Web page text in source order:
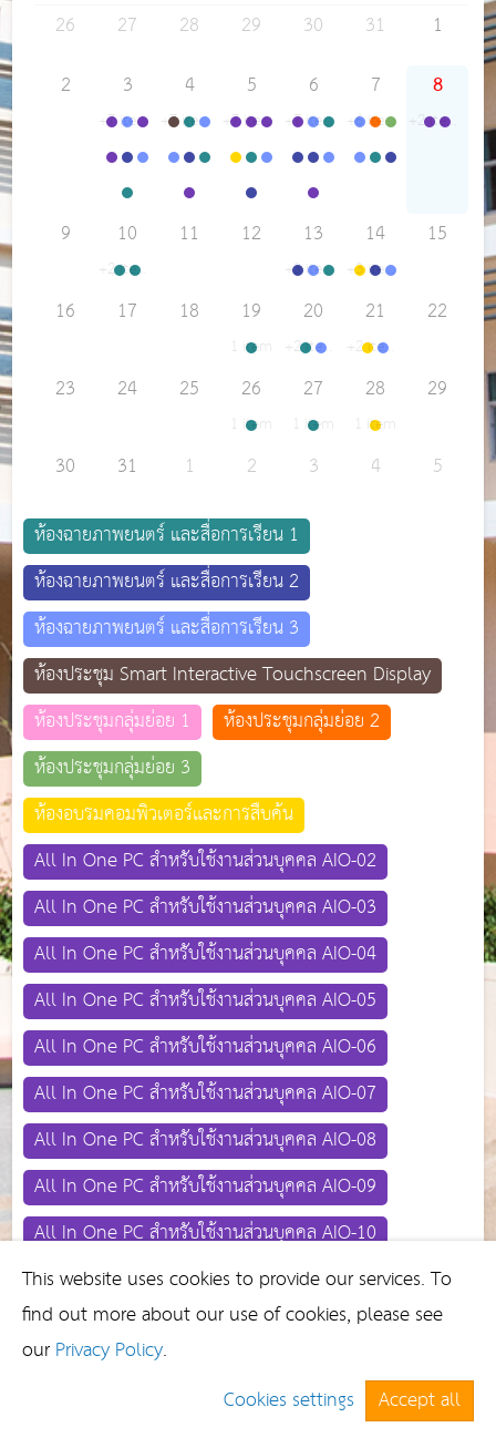
26 27 28 29 30 31
1
2
3
Time 09:30 to 10:50 ทำงาน
+7 itemsTime 09:30 to 12:00 ร้องเกะ
Time 09:30 to 10:50 พิมพ์งาน
Time 12:17 to 16:00 ทำงาน
Time 12:30 to 16:00 ร้องคาราโอเกะ
Time 13:00 to 16:00 ร้องเพลง
Time 14:10 to 16:10 ร้องเพลง
4
Time 09:00 to 16:00 อบรม
+7 itemsTime 10:51 to 12:30 ร้องเพลง
Time 11:40 to 13:00 ร้องคาราโอเกะ
Time 13:00 to 16:00 ร้องเพลง
Time 13:00 to 16:00 ร้องเพลง
Time 13:30 to 15:30 ร้องเพลง
Time 14:11 to 15:11 ทำรายงาน
5
Time 11:30 to 16:30 ทำงาน
+7 itemsTime 12:20 to 16:20 พิมพ์งาน
Time 12:20 to 16:20 พิมพ์งานเอก
Time 13:00 to 16:00 การเรียนการสอน
Time 13:00 to 16:20 ร้องเพลง
Time 13:10 to 15:30 ร้องเพลง
Time 13:38 to 16:30 ร้องเพลง
6
Time 10:26 to 20:20 ค้นหาง
+7 itemsTime 10:30 to 12:00 ร้องค
Time 10:41 to 13:00 ร้อ
Time 11:00 to 12:00 ร้องคาร
Time 13:00 to 16:20
Time 13:53 to 16:00 ร้
Time 14:01 to 15:00 ทำง
7
Time 10:30 to
+6 itemsTime 11:00 to
Time 12:30
Time 13:00 to
Time 13:00 to
Time 13:20
8
Time
+2 items
9 10
Time 08:30 to 12:30 ชมภาพยนตร์
+2 items Time 13:00 to 15:00 ร้องเพลง ดูหนัง
11 12 13
Time 13:00 to 16:10 ร้องคาร
+3 itemsTime 13:00 to 16:30 ดูหยัง
Time 13:00 to 16:30 ช
14
Time 08:00 to
+3 itemsTime 13:00 to
Time 13:00
15
16 17 18 19
Time 13:00 to 16:20 ร้องเพลง
1 item
20
Time 13:00 to 16:30 ชมภา
+2 items Time 13:00 to 16:30 ติว
21
Time 08:00 to
+2 items
22
23 24 25 26
Time 13:00 to 16:20 ร้องเพลง
1 item
27
Time 13:00 to 16:30 ชมภ
1 item
28
Time 09:00 to
1 item
29
30 31 1 2 3 4
5
ห้องฉายภาพยนตร์ และสื่อการเรียน 1
ห้องฉายภาพยนตร์ และสื่อการเรียน 2
ห้องฉายภาพยนตร์ และสื่อการเรียน 3
ห้องประชุม Smart Interactive Touchscreen Display
ห้องประชุมกลุ่มย่อย 1
ห้องประชุมกลุ่มย่อย 2
ห้องประชุมกลุ่มย่อย 3
ห้องอบรมคอมพิวเตอร์และการสืบค้น
All In One PC สำหรับใช้งานส่วนบุคคล AIO-02
All In One PC สำหรับใช้งานส่วนบุคคล AIO-03
All In One PC สำหรับใช้งานส่วนบุคคล AIO-04
All In One PC สำหรับใช้งานส่วนบุคคล AIO-05
All In One PC สำหรับใช้งานส่วนบุคคล AIO-06
All In One PC สำหรับใช้งานส่วนบุคคล AIO-07
All In One PC สำหรับใช้งานส่วนบุคคล AIO-08
All In One PC สำหรับใช้งานส่วนบุคคล AIO-09
All In One PC สำหรับใช้งานส่วนบุคคล AIO-10
ระบบจองห้องประชุม ห้องฉายภาพยนตร์ ห้อง
This website uses cookies to provide our services. To
find out more about our use of cookies, please see
ourPrivacy Policy.
Cookies settings
Accept all